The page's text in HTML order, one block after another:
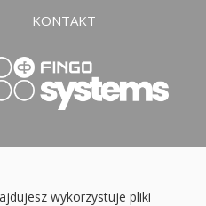
KONTAKT
wykorzystuje pliki